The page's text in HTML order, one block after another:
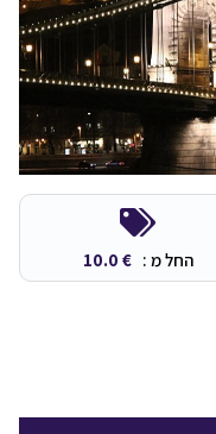
החל מ : 10.0 €